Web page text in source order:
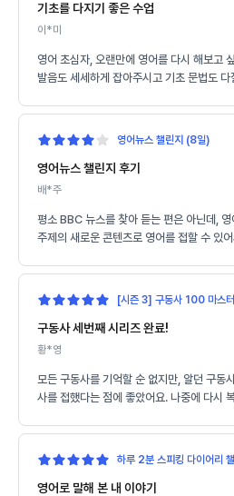
기초를 다지기 좋은 수업
이*미
영어 초심자, 오랜만에 영어를 다시 해보고
발음도 세세하게 잡아주시고 기초 문법도
영어뉴스 챌린지 (8일)
영어뉴스 챌린지 후기
배*주
평소 BBC 뉴스를 찾아 듣는 편은 아닌데,
주제의 새로운 콘텐츠로 영어를 접할 수 있
[시즌 3] 구동사 100 마스
구동사 세번째 시리즈 완료!
황*영
모든 구동사를 기억할 순 없지만, 알던 구동
사를 접했다는 점에 좋았어요. 나중에 다시
하루 2분 스피킹 다이어리
영어로 말해 본 내 이야기